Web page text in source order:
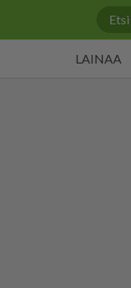
LAINAA